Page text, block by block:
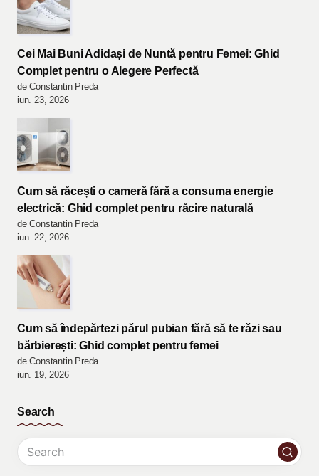
Cei Mai Buni Adidași de Nuntă pentru Femei: Ghid
Complet pentru o Alegere Perfectă
de Constantin Preda
iun. 23, 2026
Cum să răcești o cameră fără a consuma energie
electrică: Ghid complet pentru răcire naturală
de Constantin Preda
iun. 22, 2026
Cum să îndepărtezi părul pubian fără să te răzi sau
bărbierești: Ghid complet pentru femei
de Constantin Preda
iun. 19, 2026
Search